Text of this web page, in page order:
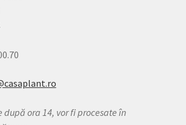
după ora 14, vor fi procesate în